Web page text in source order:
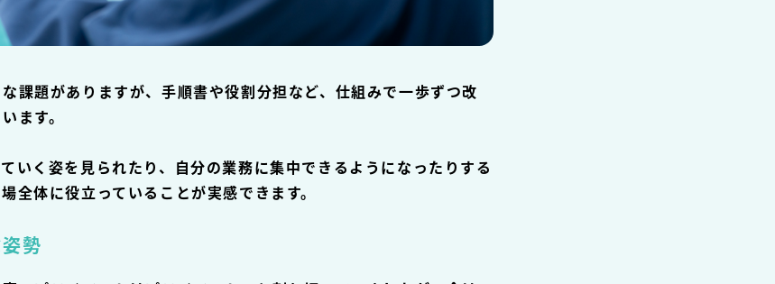
課題がありますが、手順書や役割分担など、仕組みで一歩ずつ改
ます。
いく姿を見られたり、自分の業務に集中できるようになったりする
全体に役立っていることが実感できます。
勢